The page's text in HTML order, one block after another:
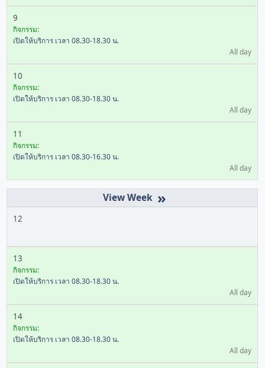
9
กิจกรรม:
เปิดให้บริการ เวลา 08.30-18.30 น.
All day
10
กิจกรรม:
เปิดให้บริการ เวลา 08.30-18.30 น.
All day
11
กิจกรรม:
เปิดให้บริการ เวลา 08.30-16.30 น.
All day
»
12
13
กิจกรรม:
เปิดให้บริการ เวลา 08.30-18.30 น.
All day
14
กิจกรรม:
เปิดให้บริการ เวลา 08.30-18.30 น.
All day